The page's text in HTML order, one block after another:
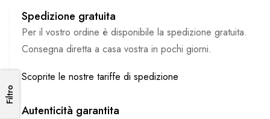
Filtro
Filtro
Spedizione gratuita
Per il vostro ordine è disponibile la spedizione gratuita.
Consegna diretta a casa vostra in pochi giorni.
Scoprite le nostre tariffe di spedizione
Autenticità garantita